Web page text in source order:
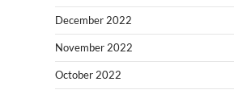
December 2022
November 2022
October 2022